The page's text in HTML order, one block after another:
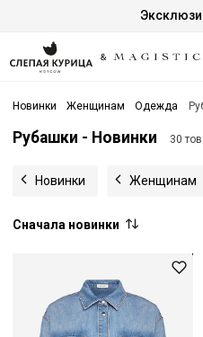
Новинки Женщинам Одежда
Рубашки - Новинки 30
Новинки Женщинам
Сначала новинки